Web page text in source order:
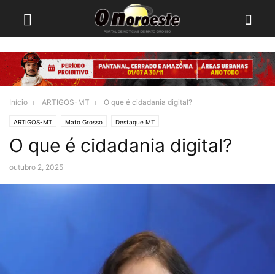
Início ARTIGOS-MT O que é cidadania digital?
ARTIGOS-MT Mato Grosso Destaque MT
O que é cidadania digital?
outubro 2, 2025